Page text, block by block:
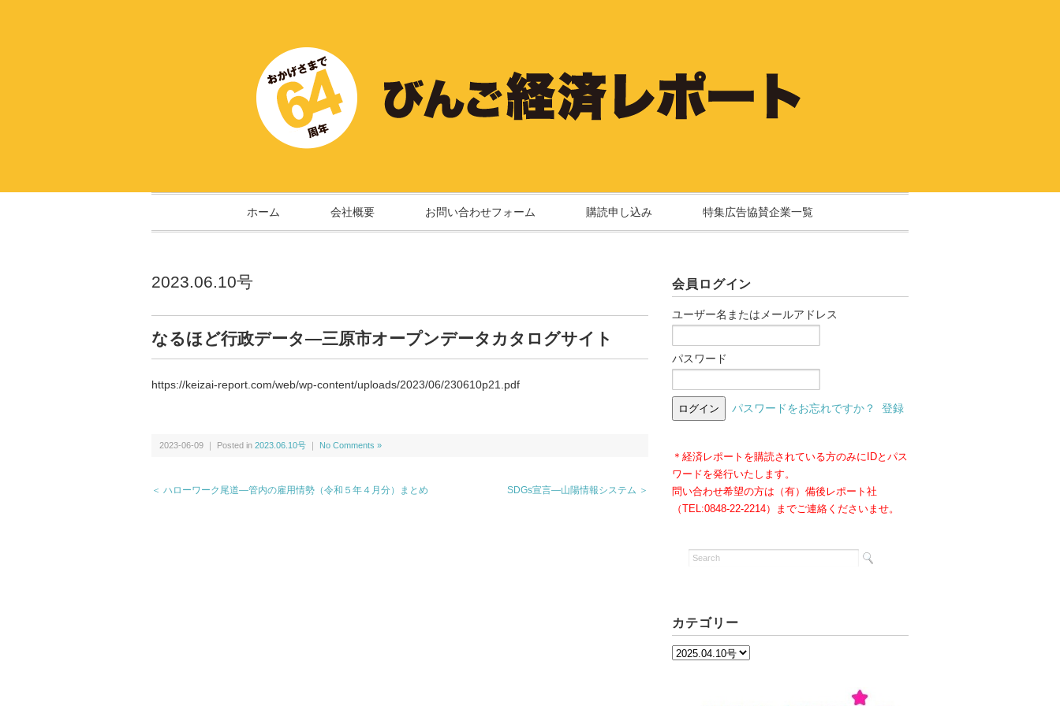
ホーム 会社概要 お問い合わせフォーム 購読申し込み 特集広告協賛企業一覧
2023.06.10号
なるほど行政データ―三原市オープンデータカタログサイト
https://keizai-report.com/web/wp-content/uploads/2023/06/230610p21.pdf
2023-06-09 ｜ Posted in 2023.06.10号 ｜ No Comments »
＜ ハローワーク尾道―管内の雇用情勢（令和５年４月分）まとめ SDGs宣言―山陽情報システム ＞
会員ログイン
ユーザー名またはメールアドレス
パスワード
パスワードをお忘れですか？ 登録
＊経済レポートを購読されている方のみにIDとパス
ワードを発行いたします。
問い合わせ希望の方は（有）備後レポート社
（TEL:0848-22-2214）までご連絡くださいませ。
カテゴリー
カ